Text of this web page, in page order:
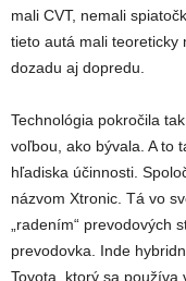
mali CVT, nemali
tieto autá mali teoreticky
dozadu aj dopredu.
Technológia pokročila
voľbou, ako bývala. A to
hľadiska účinnosti.
názvom Xtronic. Tá vo
„radením“ prevodových
prevodovka. Inde
Toyota, ktorý sa používa